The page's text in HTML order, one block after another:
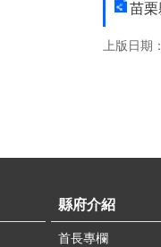
苗
上版日期
縣府介紹
首長專欄